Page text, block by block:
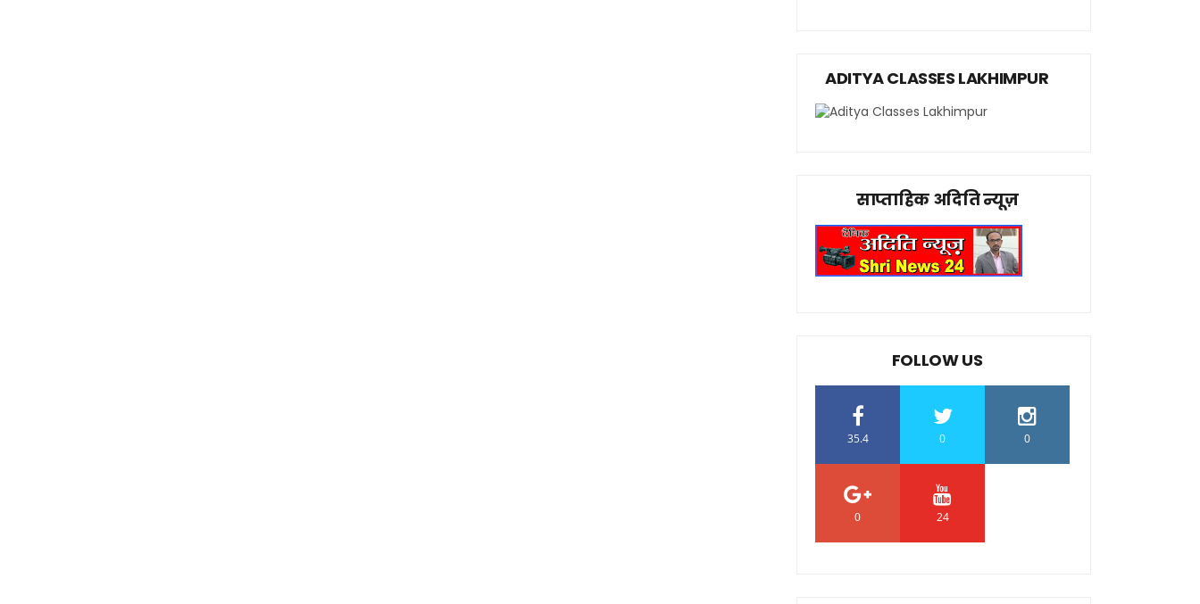
ADITYA CLASSES LAKHIMPUR
साप्ताहिक अदिति न्यूज़
FOLLOW US
35.4 0 0
0 24